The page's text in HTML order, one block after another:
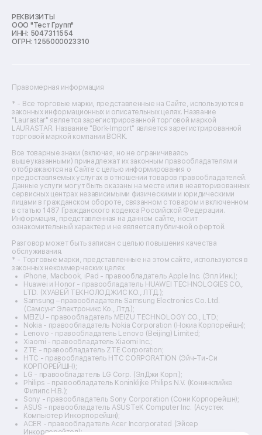
Ремонт морозильных камер
Ремонт отпаривателей
Ремонт плоттеров
Ремонт фенов
Ремонт цифровых биноклей
Ремонт тепловизоров
Ремонт массажных кресел
Ремонт водонагревателей
Ремонт вытяжек
Ремонт источников бесперебойного питания
Ремонт пароварок
Ремонт микшерных пультов
Ремонт dj-пультов
Ремонт кухонных плит
Ремонт стедикамов
Ремонт оптических прицелов
Ремонт электровелосипедов
Ремонт видеокамер
Ремонт эхолотов
Ремонт 3d-принтеров
Ремонт прицелов ночного видения
Ремонт винных шкафов
Ремонт выпрямителей
Ремонт сушилок для рук
Ремонт дальномеров
Ремонт снегоуборщиков
РЕКВИЗИТЫ
ООО "Тест Групп"
ИНН: 5047311554
ОГРН: 1255000023310
Правомерная информация
* - Все торговые марки, представленные на Сайте, используются в
законных информационных и описательных целях. Название
"Laurastar" является зарегистрированной торговой маркой
LAURASTAR. Название "Bork-Import" является зарегистрированной
торговой маркой компании BORK.
Все товарные знаки (включая, но не ограничиваясь
вышеуказанными) принадлежат их законным правообладателям и
отображаются на Сайте с целью информирования о
предоставляемых услугах в отношении товаров правообладателей.
Данные услуги могут быть оказаны на месте или в неавторизованных
сервисных центрах независимыми физическими и юридическими
лицами в гражданском обороте, связанном с товаром и включенном
в статью 1487 Гражданского кодекса Российской Федерации.
Информация, представленная на данном сайте, носит
ознакомительный характер и не является публичной офертой.
Разговор может быть записан с целью повышения качества
обслуживания.
* - Торговые марки, представленные на этом сайте, используются в
законных некоммерческих целях.
iPhone, Macbook, iPad - правообладатель Apple Inc. (Эпл Инк.);
Huawei и Honor - правообладатель HUAWEI TECHNOLOGIES CO.,
LTD. (ХУАВЕЙ ТЕКНОЛОДЖИС КО., ЛТД.);
Samsung – правообладатель Samsung Electronics Co. Ltd.
(Самсунг Электроникс Ко., Лтд.);
MEIZU - правообладатель MEIZU TECHNOLOGY CO., LTD.;
Nokia - правообладатель Nokia Corporation (Нокиа Корпорейшн);
Lenovo - правообладатель Lenovo (Beijing) Limited;
Xiaomi - правообладатель Xiaomi Inc.;
ZTE - правообладатель ZTE Corporation;
HTC - правообладатель HTC CORPORATION (Эйч-Ти-Си
КОРПОРЕЙШН);
LG - правообладатель LG Corp. (ЭлДжи Корп.);
Philips - правообладатель Koninklijke Philips N.V. (Конинклийке
Филипс Н.В.);
Sony - правообладатель Sony Corporation (Сони Корпорейшн);
ASUS - правообладатель ASUSTeK Computer Inc. (Асустек
Компьютер Инкорпорейшн);
ACER - правообладатель Acer Incorporated (Эйсер
Инкорпорейтед);